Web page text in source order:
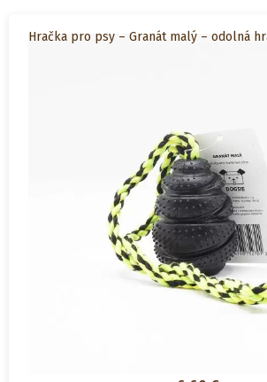
Hračka pro psy – Granát malý – odolná